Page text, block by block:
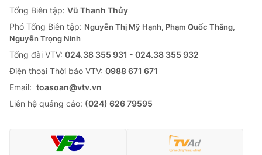
Tổng Biên tập: Vũ Thanh Thủy
Phó Tổng Biên tập: Nguyễn Thị Mỹ Hạnh, Phạm Quốc Thắng,
Nguyễn Trọng Ninh
Tổng đài VTV: 024.38 355 931 - 024.38 355 932
Ðiện thoại Thời báo VTV: 0988 671 671
Email: toasoan@vtv.vn
Liên hệ quảng cáo: (024) 626 79595